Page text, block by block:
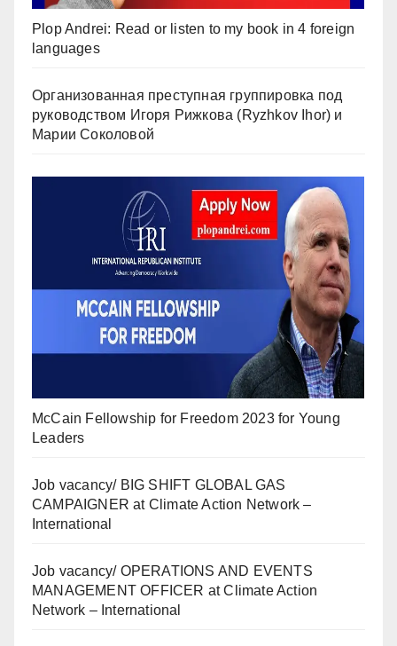
Plop Andrei: Read or listen to my book in 4 foreign
languages
Организованная преступная группировка под
руководством Игоря Рижкова (Ryzhkov Ihor) и
Марии Соколовой
McCain Fellowship for Freedom 2023 for Young
Leaders
Job vacancy/ BIG SHIFT GLOBAL GAS
CAMPAIGNER at Climate Action Network –
International
Job vacancy/ OPERATIONS AND EVENTS
MANAGEMENT OFFICER at Climate Action
Network – International